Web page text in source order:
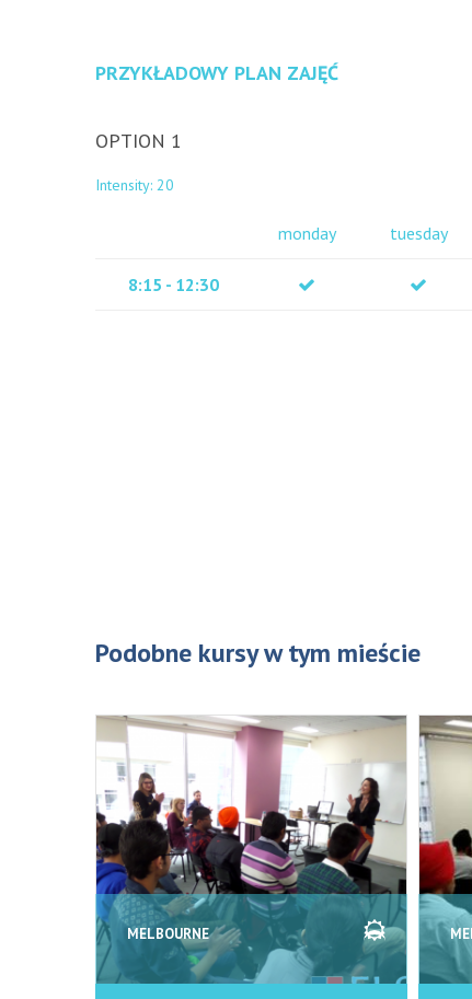
PRZYKŁADOWY PLAN ZAJĘĆ
OPTION 1
Intensity: 20
monday tuesday
8:15 - 12:30
Podobne kursy w tym mieście
MELBOURNE